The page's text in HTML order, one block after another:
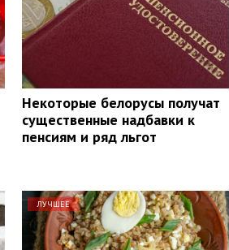
Некоторые белорусы получат
существенные надбавки к
пенсиям и ряд льгот
ЛУЧШЕЕ